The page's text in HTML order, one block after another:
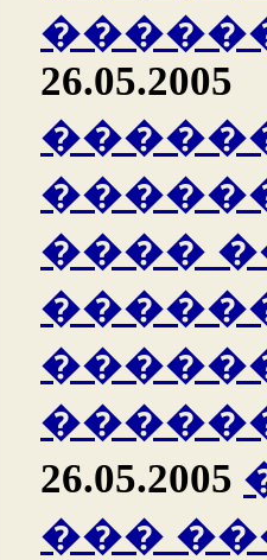
26.05.2005
����
26.05.2005
���